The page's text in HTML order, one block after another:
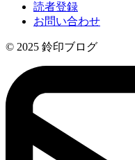
読者登録
お問い合わせ
© 2025 鈴印ブログ